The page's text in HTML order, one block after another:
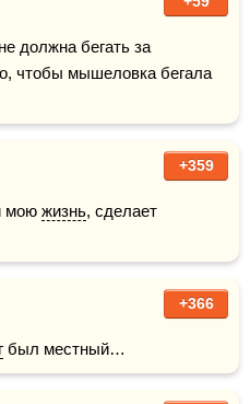
чтобы мышеловка бегала
+359
мою жизнь, сделает
+366
был местный…